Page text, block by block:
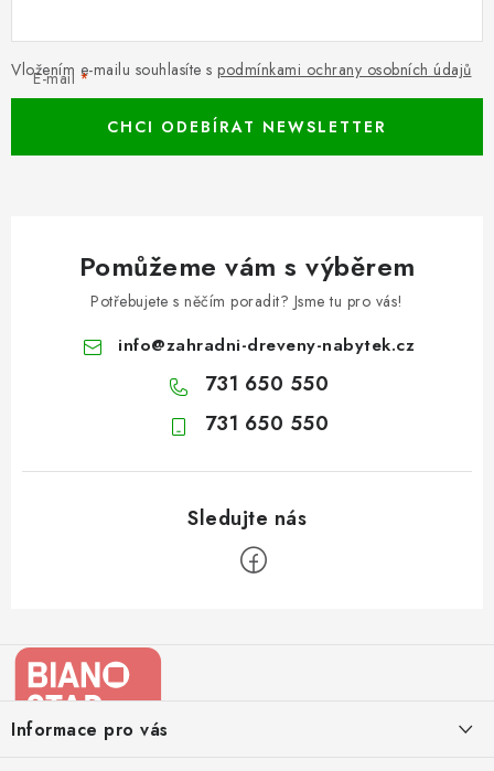
E-mail
Vložením e-mailu souhlasíte s podmínkami ochrany osobních údajů
CHCI ODEBÍRAT NEWSLETTER
Pomůžeme vám s výběrem
Potřebujete s něčím poradit? Jsme tu pro vás!
info@zahradni-dreveny-nabytek.cz
731 650 550
731 650 550
aInformace pro vás